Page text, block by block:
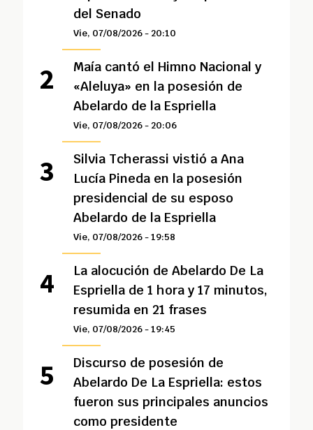
del Senado
Vie, 07/08/2026 - 20:10
Maía cantó el Himno Nacional y
«Aleluya» en la posesión de
Abelardo de la Espriella
Vie, 07/08/2026 - 20:06
Silvia Tcherassi vistió a Ana
Lucía Pineda en la posesión
presidencial de su esposo
Abelardo de la Espriella
Vie, 07/08/2026 - 19:58
La alocución de Abelardo De La
Espriella de 1 hora y 17 minutos,
resumida en 21 frases
Vie, 07/08/2026 - 19:45
Discurso de posesión de
Abelardo De La Espriella: estos
fueron sus principales anuncios
como presidente